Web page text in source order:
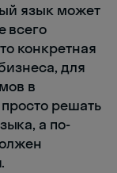
язык может
всего
конкретная
для
в
решать
а по-